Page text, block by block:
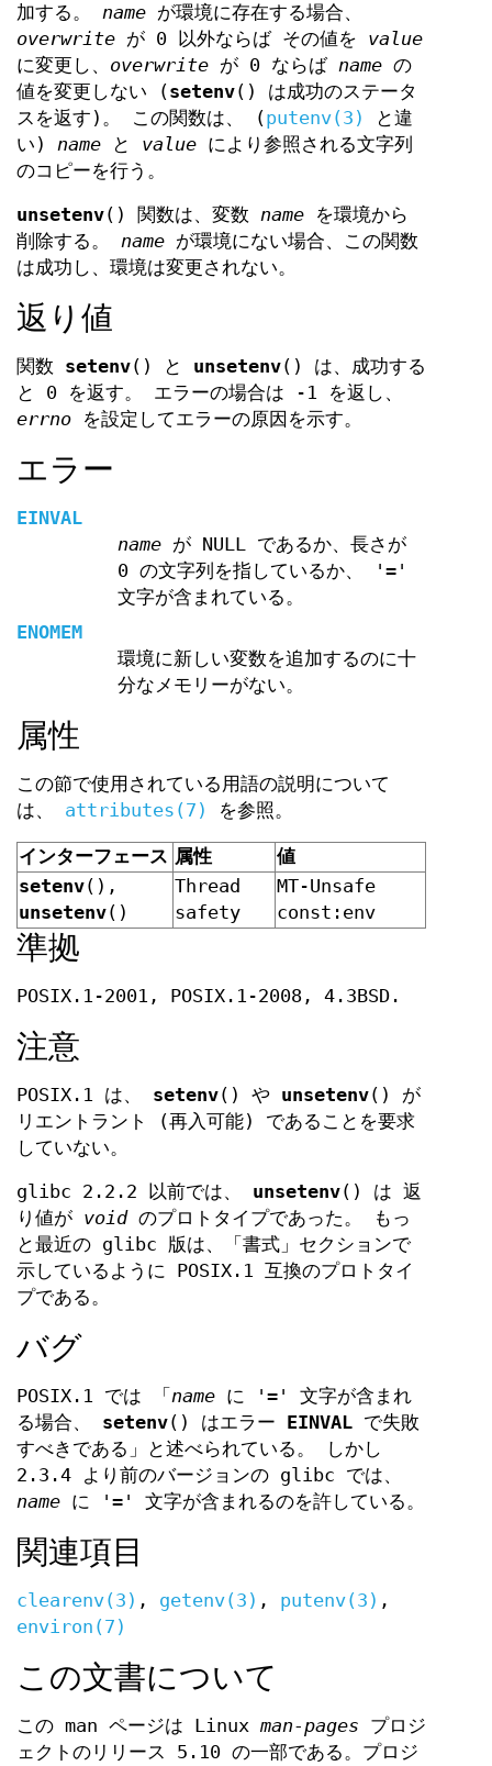
加する。 name が環境に存在する場合、
overwrite が 0 以外ならば その値を value
に変更し、 overwrite が 0 ならば name の
値を変更しない (setenv() は成功のステータ
スを返す)。 この関数は、 (putenv(3)
と違
い) name と value により参照される文字列
のコピーを行う。
unsetenv() 関数は、変数 name を環境から
削除する。 name が環境にない場合、この関数
は成功し、環境は変更されない。
返り値
関数 setenv() と unsetenv() は、成功する
と 0 を返す。 エラーの場合は -1 を返し、
errno を設定してエラーの原因を示す。
エラー
EINVAL
nameが NULL であるか、長さが
0 の文字列を指しているか、 '='
文字が含まれている。
ENOMEM
環境に新しい変数を追加するのに十
分なメモリーがない。
属性
この節で使用されている用語の説明について
は、 attributes(7) を参照。
インターフェース 属性
値
setenv(),
unsetenv()
Thread
safety
MT-Unsafe
const:env
準拠
POSIX.1-2001, POSIX.1-2008, 4.3BSD.
注意
POSIX.1 は、 setenv() や unsetenv() が
リエントラント (再入可能) であることを要求
していない。
glibc 2.2.2 以前では、 unsetenv() は 返
り値が voidのプロトタイプであった。 もっ
と最近の glibc 版は、「書式」セクションで
示しているように POSIX.1 互換のプロトタイ
プである。
バグ
POSIX.1 では 「 name に '=' 文字が含まれ
る場合、 setenv() はエラー EINVAL で失敗
すべきである」と述べられている。 しかし
2.3.4 より前のバージョンの glibc では、
name に '=' 文字が含まれるのを許している。
関連項目
clearenv(3) , getenv(3) , putenv(3) ,
environ(7)
この文書について
この man ページは Linux man-pages プロジ
ェクトのリリース 5.10 の一部である。プロジ